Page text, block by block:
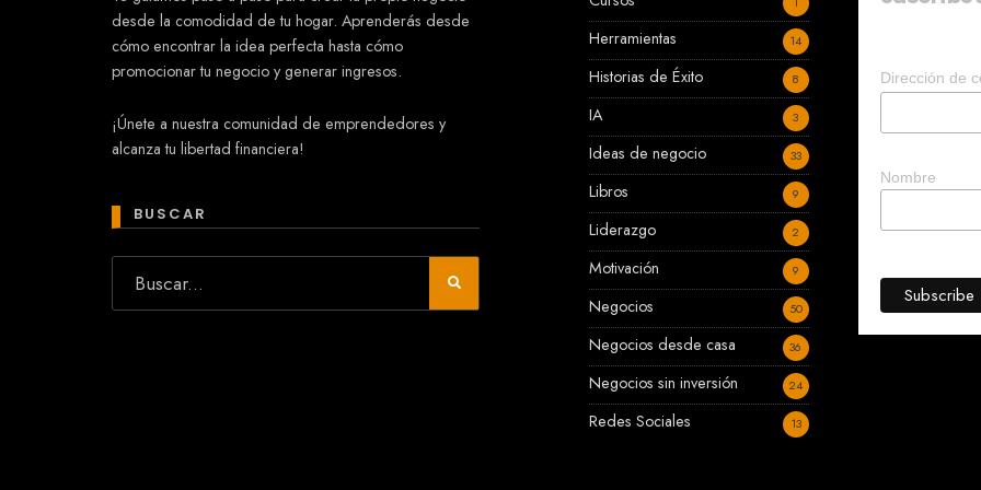
desde la comodidad de tu hogar. Aprenderás desde
cómo encontrar la idea perfecta hasta cómo
promocionar tu negocio y generar ingresos.
¡Únete a nuestra comunidad de emprendedores y
alcanza tu libertad financiera!
BUSCAR
Herramientas 14
Historias de Éxito 8
IA 3
Ideas de negocio 33
Libros 9
Liderazgo 2
Motivación 9
Negocios 50
Negocios desde casa 36
Negocios sin inversión 24
Redes Sociales 13
Dirección de
Nombre
En línea
¿Quieres que te ayude a crear un
negocio?